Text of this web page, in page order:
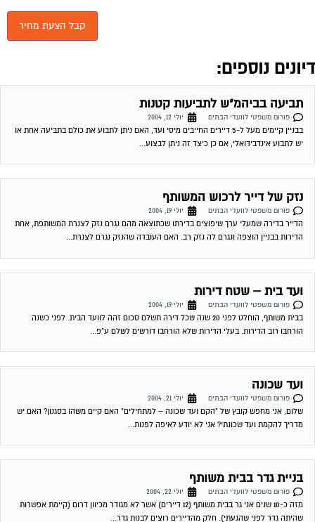
נוספים:
תביעה בביהמ"ש לתביעות קטנות
פורום משפטי לוועדי הבתים
יולי 12, 2004
בבניין קיימים מעל ל-5 דיירים החייבים מיסי ועד, האם ניתן לתבוע את כולם בתביעה אחת או
יש לתבוע אינדבידואלי, אם כן כיצד זה ניתן לבצוע...
נזק של דייר לרכוש המשותף
פורום משפטי לוועדי הבתים
יולי 19, 2004
הדייר בדירה שמעלי ערך שיפוצים בדירתו שכתוצאה מהם נגרם נזק לצנרת המשותפת, אחת
הדירות בבניין הוצפה ונגרם לה נזק רב. האם העובדה שהנזק נגרם לצנרת...
ועד בית – שטח דירות
פורום משפטי לוועדי הבתים
יולי 19, 2004
בבית משותף, הוחלט לפני 20 שנה שכל דירה תשלם סכום זהה לוועד הבית. לפני כשנה
הורחבו רוב הדירות. בעלי הדירות שלא הורחבו דורשים לשלם ע"פ...
ועד שכונה
פורום משפטי לוועדי הבתים
יולי 21, 2004
שלום, אני מחפש קובץ של "הקם ועד שכונה – למתחילים" האם קיים משהו בסגנון? האם יש
מדריך להקמת ועד שכונתי? אני לא יודע לאיפה לפנות...
בניית גדר בבית משותף
פורום משפטי לוועדי הבתים
יולי 22, 2004
מזה כ-10 שנים אני גר בבית משותף (12 דיירים) אשר לא מגודר מכיוון דרום (קיימת אפשרות
שהיתה גדר לפני שהגעתי). חלק מהדיירים רוצים לבנות גדר...